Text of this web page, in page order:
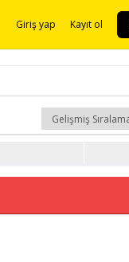
Giriş yap Kayıt ol